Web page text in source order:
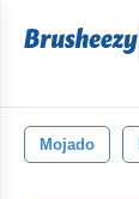
Mojado